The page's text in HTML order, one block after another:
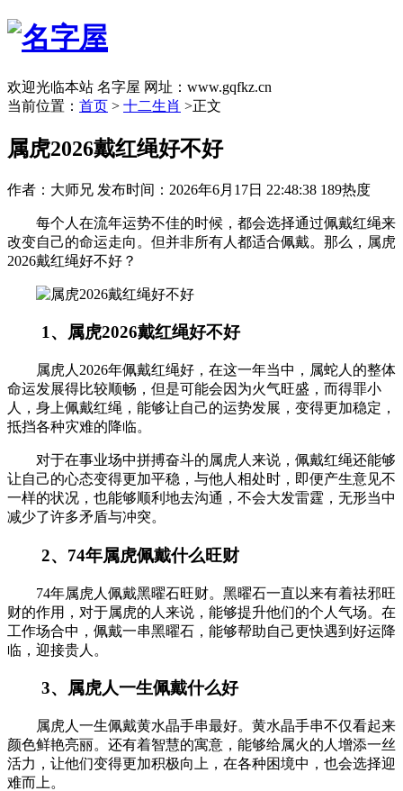
欢迎光临本站 名字屋 网址：www.gqfkz.cn
当前位置： 首页 > 十二生肖 >正文
属虎2026戴红绳好不好
作者：大师兄 发布时间：2026年6月17日 22:48:38 189热度
每个人在流年运势不佳的时候，都会选择通过佩戴红绳来
改变自己的命运走向。但并非所有人都适合佩戴。那么，属虎
2026戴红绳好不好？
1、属虎2026戴红绳好不好
属虎人2026年佩戴红绳好，在这一年当中，属蛇人的整体
命运发展得比较顺畅，但是可能会因为火气旺盛，而得罪小
人，身上佩戴红绳，能够让自己的运势发展，变得更加稳定，
抵挡各种灾难的降临。
对于在事业场中拼搏奋斗的属虎人来说，佩戴红绳还能够
让自己的心态变得更加平稳，与他人相处时，即便产生意见不
一样的状况，也能够顺利地去沟通，不会大发雷霆，无形当中
减少了许多矛盾与冲突。
2、74年属虎佩戴什么旺财
74年属虎人佩戴黑曜石旺财。黑曜石一直以来有着祛邪旺
财的作用，对于属虎的人来说，能够提升他们的个人气场。在
工作场合中，佩戴一串黑曜石，能够帮助自己更快遇到好运降
临，迎接贵人。
3、属虎人一生佩戴什么好
属虎人一生佩戴黄水晶手串最好。黄水晶手串不仅看起来
颜色鲜艳亮丽。还有着智慧的寓意，能够给属火的人增添一丝
活力，让他们变得更加积极向上，在各种困境中，也会选择迎
难而上。